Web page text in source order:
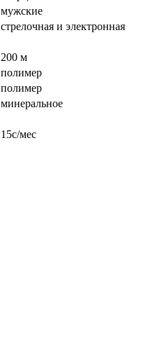
мужские
стрелочная и электронная
200 м
полимер
полимер
минеральное
15с/мес